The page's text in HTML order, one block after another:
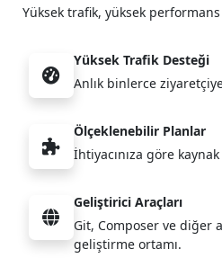
Yüksek trafik, yüksek
Yüksek Trafik Desteği
Anlık binlerce
Ölçeklenebilir Planlar
İhtiyacınıza göre kaynak
Geliştirici Araçları
Git, Composer ve diğer
geliştirme ortamı.